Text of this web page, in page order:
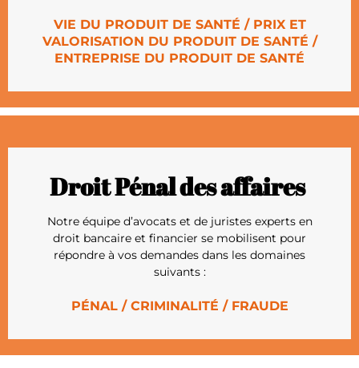
VIE DU PRODUIT DE SANTÉ / PRIX ET
VALORISATION DU PRODUIT DE SANTÉ /
ENTREPRISE DU PRODUIT DE SANTÉ
Droit Pénal des affaires
Notre équipe d’avocats et de juristes experts en
droit bancaire et financier se mobilisent pour
répondre à vos demandes dans les domaines
suivants :
PÉNAL / CRIMINALITÉ / FRAUDE